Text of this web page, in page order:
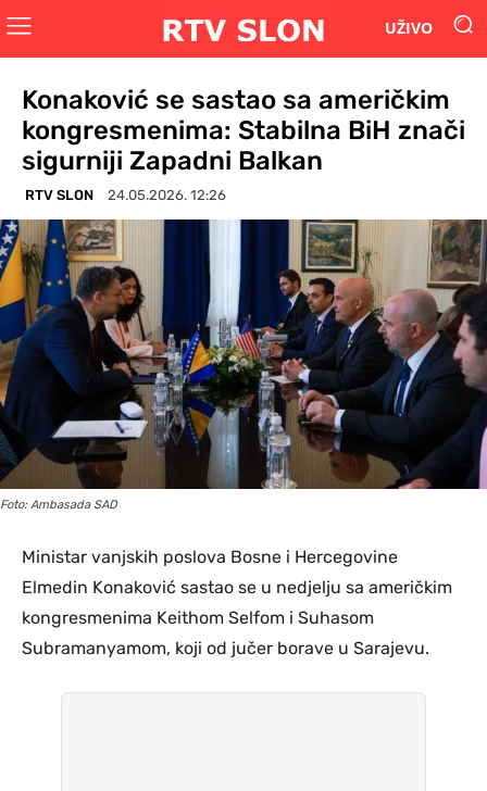
UŽIVO
Konaković se sastao sa američkim
kongresmenima: Stabilna BiH znači
sigurniji Zapadni Balkan
RTV SLON 24.05.2026. 12:26
Foto: Ambasada SAD
Ministar vanjskih poslova Bosne i Hercegovine
Elmedin Konaković sastao se u nedjelju sa američkim
kongresmenima Keithom Selfom i Suhasom
Subramanyamom, koji od jučer borave u Sarajevu.